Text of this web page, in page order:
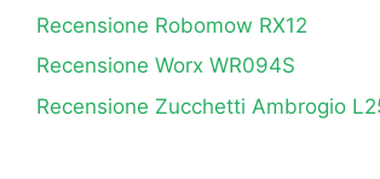
Recensione Robomow RX12
Recensione Worx WR094S
Recensione Zucchetti Ambrogio